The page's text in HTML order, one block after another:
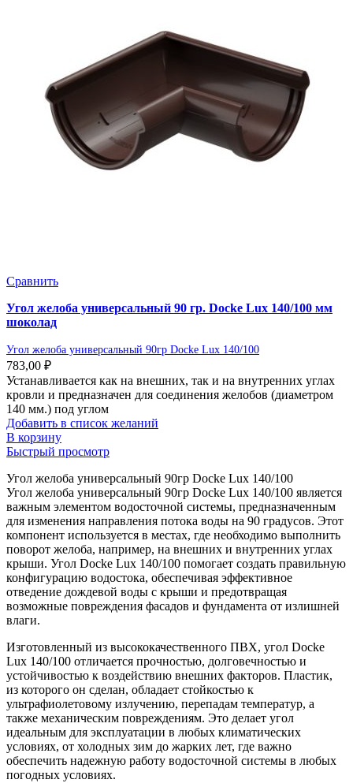
Сравнить
Угол желоба универсальный 90 гр. Docke Lux 140/100 мм
шоколад
Угол желоба универсальный 90гр Docke Lux 140/100
783,00 ₽
Устанавливается как на внешних, так и на внутренних углах
кровли и предназначен для соединения желобов (диаметром
140 мм.) под углом
Добавить в список желаний
В корзину
Быстрый просмотр
Угол желоба универсальный 90гр Docke Lux 140/100
Угол желоба универсальный 90гр Docke Lux 140/100 является
важным элементом водосточной системы, предназначенным
для изменения направления потока воды на 90 градусов. Этот
компонент используется в местах, где необходимо выполнить
поворот желоба, например, на внешних и внутренних углах
крыши. Угол Docke Lux 140/100 помогает создать правильную
конфигурацию водостока, обеспечивая эффективное
отведение дождевой воды с крыши и предотвращая
возможные повреждения фасадов и фундамента от излишней
влаги.
Изготовленный из высококачественного ПВХ, угол Docke
Lux 140/100 отличается прочностью, долговечностью и
устойчивостью к воздействию внешних факторов. Пластик,
из которого он сделан, обладает стойкостью к
ультрафиолетовому излучению, перепадам температур, а
также механическим повреждениям. Это делает угол
идеальным для эксплуатации в любых климатических
условиях, от холодных зим до жарких лет, где важно
обеспечить надежную работу водосточной системы в любых
погодных условиях.